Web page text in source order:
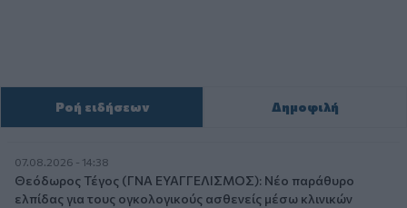
Ροή ειδήσεων Δημοφιλή
07.08.2026 - 14:38
Θεόδωρος Τέγος (ΓΝΑ ΕΥΑΓΓΕΛΙΣΜΟΣ): Νέο παράθυρο
ελπίδας για τους ογκολογικούς ασθενείς μέσω κλινικών